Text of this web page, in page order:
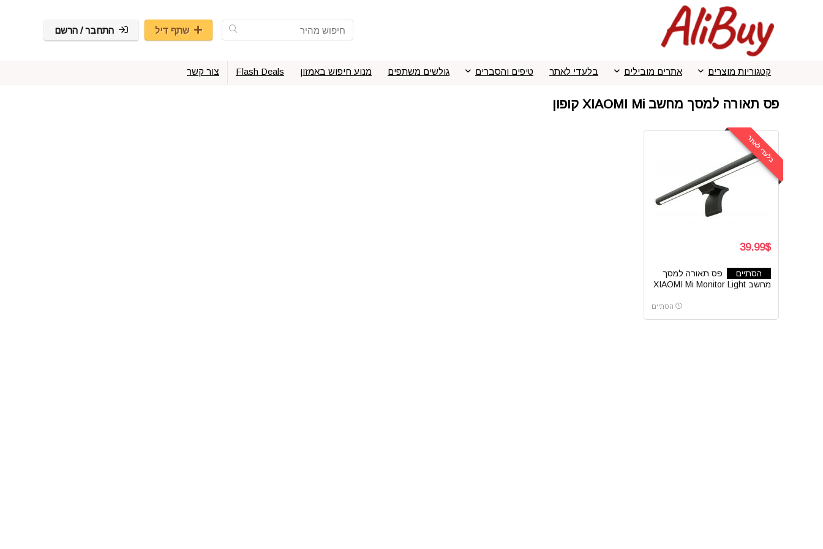
שתף דיל התחבר / הרשם
קטגוריות מוצרים אתרים מובילים בלעדי לאתר טיפים והסברים גולשים משתפים מנוע חיפוש באמזון Flash Deals צור קשר
פס תאורה למסך מחשב XIAOMI Mi קופון
בלעדי לאתר
39.99$
הסתיים
פס תאורה למסך
מחשב XIAOMI Mi Monitor Light
הסתיים